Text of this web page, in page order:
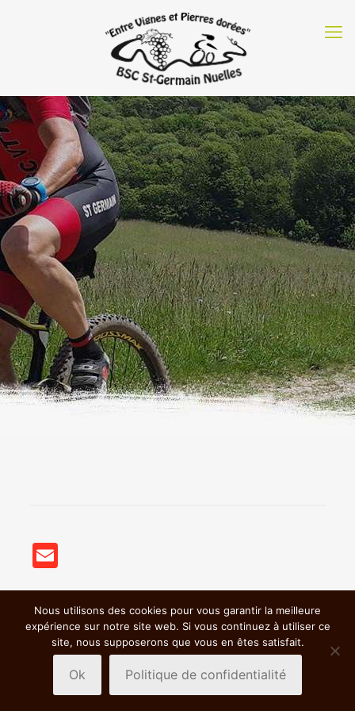
Email
© 2018 BSC VTT St Germain Nuelles | Mentions légales &
Politiques de confidentialité|
Nous utilisons des cookies pour vous garantir la meilleure
expérience sur notre site web. Si vous continuez à utiliser ce
site, nous supposerons que vous en êtes satisfait.
Ok Politique de confidentialité